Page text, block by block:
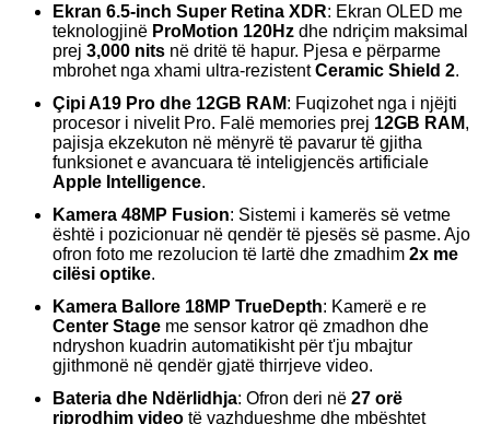
Ekran 6.5-inch Super Retina XDR: Ekran OLED me
teknologjinë ProMotion 120Hz dhe ndriçim maksimal
prej 3,000 nits në dritë të hapur. Pjesa e përparme
mbrohet nga xhami ultra-rezistentCeramic Shield 2.
Çipi A19 Pro dhe 12GB RAM: Fuqizohet nga i njëjti
procesor i nivelit Pro. Falë memories prej 12GB RAM,
pajisja ekzekuton në mënyrë të pavarur të gjitha
funksionet e avancuara të inteligjencës artificiale
Apple Intelligence.
Kamera 48MP Fusion: Sistemi i kamerës së vetme
është i pozicionuar në qendër të pjesës së pasme. Ajo
ofron foto me rezolucion të lartë dhe zmadhim 2x me
cilësi optike.
Kamera Ballore 18MP TrueDepth: Kamerë e re
Center Stage me sensor katror që zmadhon dhe
ndryshon kuadrin automatikisht për t'ju mbajtur
gjithmonë në qendër gjatë thirrjeve video.
Bateria dhe Ndërlidhja: Ofron deri në 27 orë
riprodhim video të vazhdueshme dhe mbështet